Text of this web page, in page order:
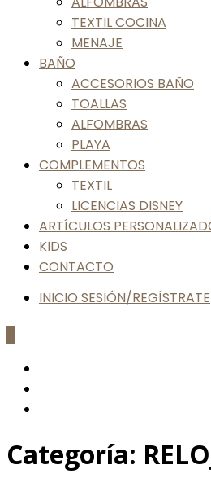
TEXTIL COCINA
MENAJE
BAÑO
ACCESORIOS BAÑO
TOALLAS
ALFOMBRAS
PLAYA
COMPLEMENTOS
TEXTIL
LICENCIAS DISNEY
ARTÍCULOS
KIDS
CONTACTO
INICIO SESIÓN/REGÍSTRATE
Categoría: